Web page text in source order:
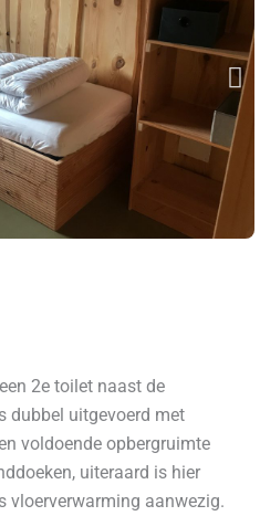
2e toilet naast de
dubbel uitgevoerd met
voldoende opbergruimte
uiteraard is hier
vloerverwarming aanwezig.